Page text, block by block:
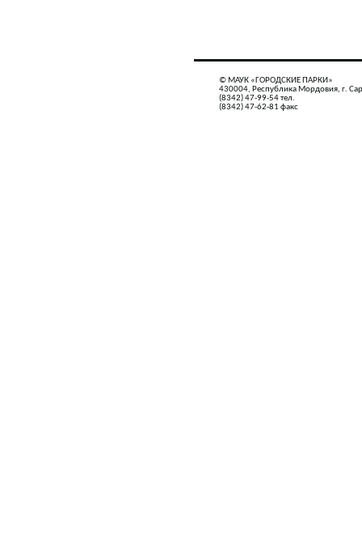
© МАУК «ГОРОДСКИЕ ПАРКИ»
430004, Республика Мордовия, г.
(8342) 47-99-54 тел.
(8342) 47-62-81 факс